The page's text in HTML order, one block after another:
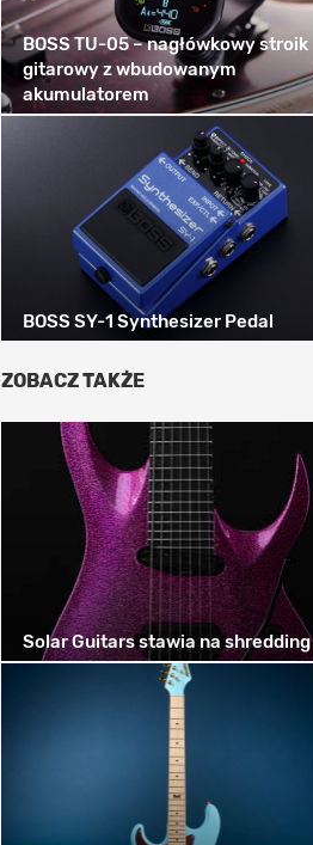
BOSS TU-05 – nagłówkowy stroik
gitarowy z wbudowanym
akumulatorem
BOSS SY-1 Synthesizer Pedal
ZOBACZ TAKŻE
Solar Guitars stawia na shredding